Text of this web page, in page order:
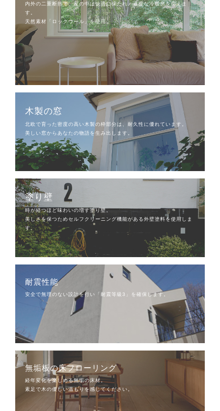
内外の二重断熱で、家の中は快適に保たれ、過度な冷暖房を抑えま
す。
天然素材「ロックウール」を使用。
木製の窓
北欧で育った密度の高い木製の枠部分は、耐久性に優れています。
美しい窓からあなたの物語を生み出します。
塗り壁
時が経つほど味わいの増す塗り壁。
美しさを保つためセルフクリーニング機能がある外壁塗料を使用しま
す。
耐震性能
安全で無理のない設計を行い「耐震等級3」を確保します。
無垢板の床フローリング
経年変化を楽しめる無垢の床材。
素足で木の優しい温もりを感じてください。